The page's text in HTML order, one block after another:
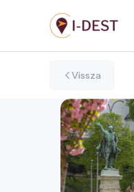
tartalomra
Vissza